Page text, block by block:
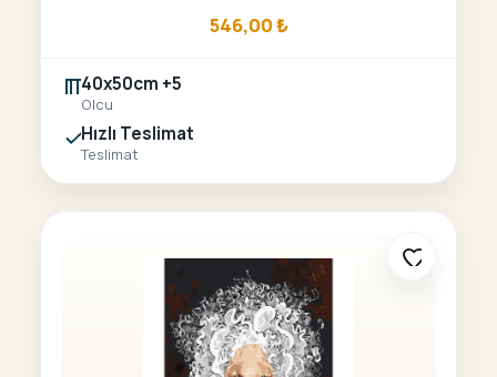
546,00₺
40x50cm +5
Olcu
Hızlı Teslimat
Teslimat